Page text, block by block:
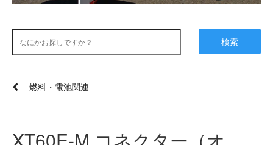
検索
燃料・電池関連
XT60E-M コネクター（オ